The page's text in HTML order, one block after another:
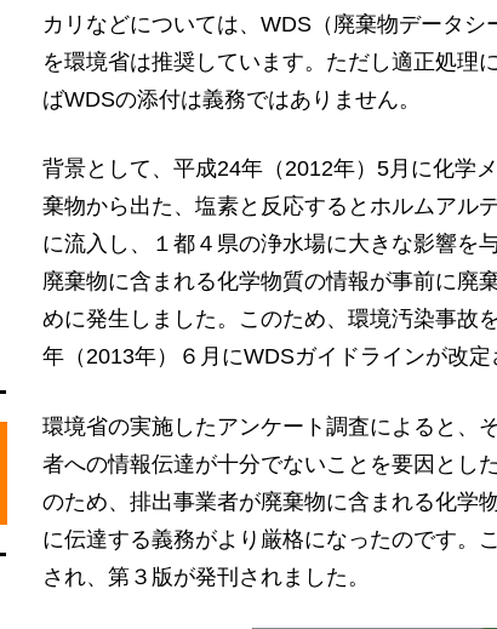
カリなどについては、WDS（廃棄物データ
を環境省は推奨しています。ただし適正処理
ばWDSの添付は義務ではありません。
背景として、平成24年（2012年）5月に化学
棄物から出た、塩素と反応するとホルムアル
に流入し、１都４県の浄水場に大きな影響を
廃棄物に含まれる化学物質の情報が事前に廃
めに発生しました。このため、環境汚染事故
年（2013年）６月にWDSガイドラインが改定
環境省の実施したアンケート調査によると、
者への情報伝達が十分でないことを要因と
のため、排出事業者が廃棄物に含まれる化学
に伝達する義務がより厳格になったのです。
され、第３版が発刊されました。